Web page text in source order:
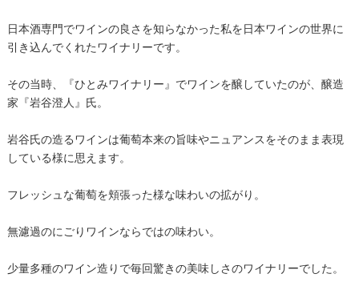
日本酒専門でワインの良さを知らなかった私を日本ワインの世界に
引き込んでくれたワイナリーです。
その当時、『ひとみワイナリー』でワインを醸していたのが、醸造
家『岩谷澄人』氏。
岩谷氏の造るワインは葡萄本来の旨味やニュアンスをそのまま表現
している様に思えます。
フレッシュな葡萄を頬張った様な味わいの拡がり。
無濾過のにごりワインならではの味わい。
少量多種のワイン造りで毎回驚きの美味しさのワイナリーでした。